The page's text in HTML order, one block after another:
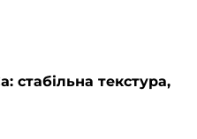
стабільна текстура,